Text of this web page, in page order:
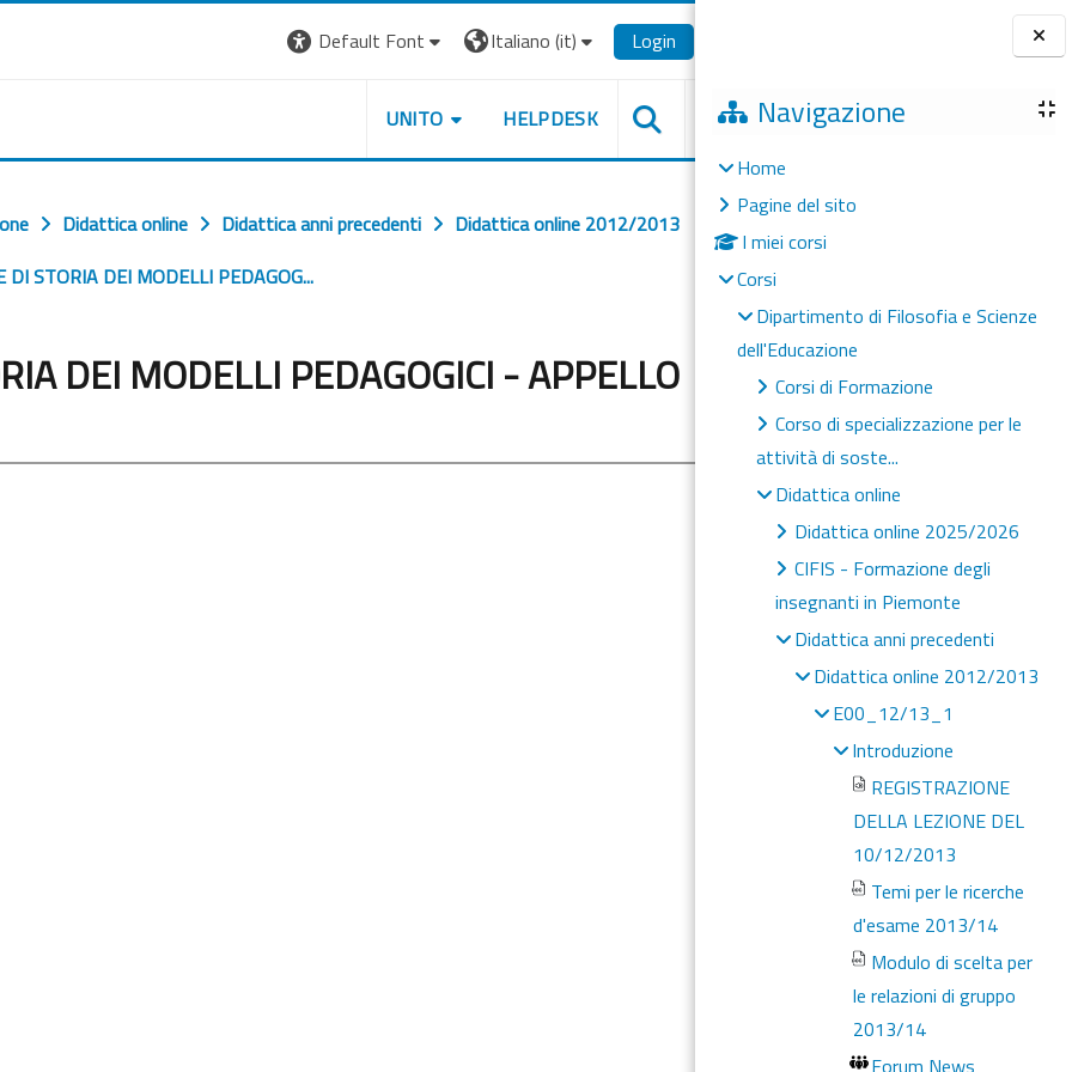
Blocchi
Navigazione
Home
Pagine del sito
I miei corsi
Corsi
Dipartimento di Filosofia e Scienze
dell'Educazione
Corsi di Formazione
Corso di specializzazione per le
attività di soste...
Didattica online
Didattica online 2025/2026
CIFIS - Formazione degli
insegnanti in Piemonte
Didattica anni precedenti
Didattica online 2012/2013
E00_12/13_1
Introduzione
REGISTRAZIONE
DELLA LEZIONE DEL
10/12/2013
Temi per le ricerche
d'esame 2013/14
Modulo di scelta per
le relazioni di gruppo
2013/14
Default Font Italiano ‎(it)‎ Login
UNITO HELPDESK
Didattica online Didattica anni precedenti
Didattica online 2012/2013
DI STORIA DEI MODELLI PEDAGOG...
DEI MODELLI PEDAGOGICI - APPELLO